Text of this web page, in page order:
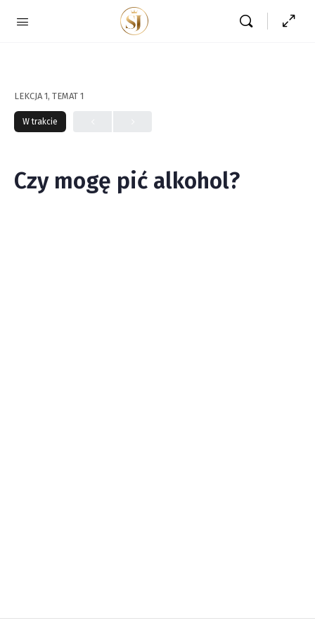
LEKCJA 1, TEMAT 1
W trakcie
Czy mogę pić alkohol?